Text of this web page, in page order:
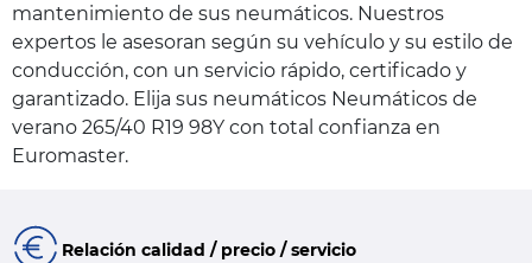
mantenimiento de sus neumáticos. Nuestros
expertos le asesoran según su vehículo y su estilo de
conducción, con un servicio rápido, certificado y
garantizado. Elija sus neumáticos Neumáticos de
verano 265/40 R19 98Y con total confianza en
Euromaster.
Relación calidad / precio / servicio